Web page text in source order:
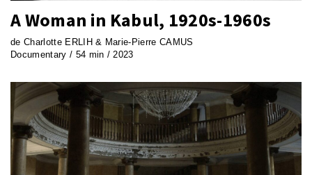
A Woman in Kabul, 1920s-1960s
de Charlotte ERLIH & Marie-Pierre CAMUS
Documentary / 54 min / 2023